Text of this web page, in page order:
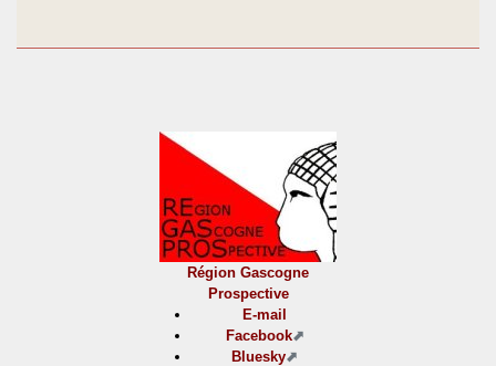
Région Gascogne
Prospective
E-mail
Facebook
Bluesky